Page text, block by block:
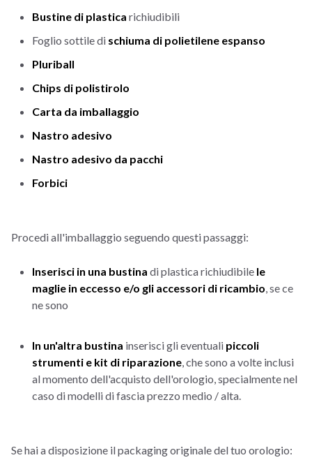
Bustine di plastica richiudibili
Foglio sottile di schiuma di polietilene espanso
Pluriball
Chips di polistirolo
Carta da imballaggio
Nastro adesivo
Nastro adesivo da pacchi
Forbici
Procedi all'imballaggio seguendo questi passaggi:
Inserisci in una bustina di plastica richiudibile le
maglie in eccesso e/o gli accessori di ricambio , se ce
ne sono
In un'altra bustina inserisci gli eventuali piccoli
strumenti e kit di riparazione , che sono a volte inclusi
al momento dell'acquisto dell'orologio, specialmente nel
caso di modelli di fascia prezzo medio / alta.
Se hai a disposizione il packaging originale del tuo orologio: